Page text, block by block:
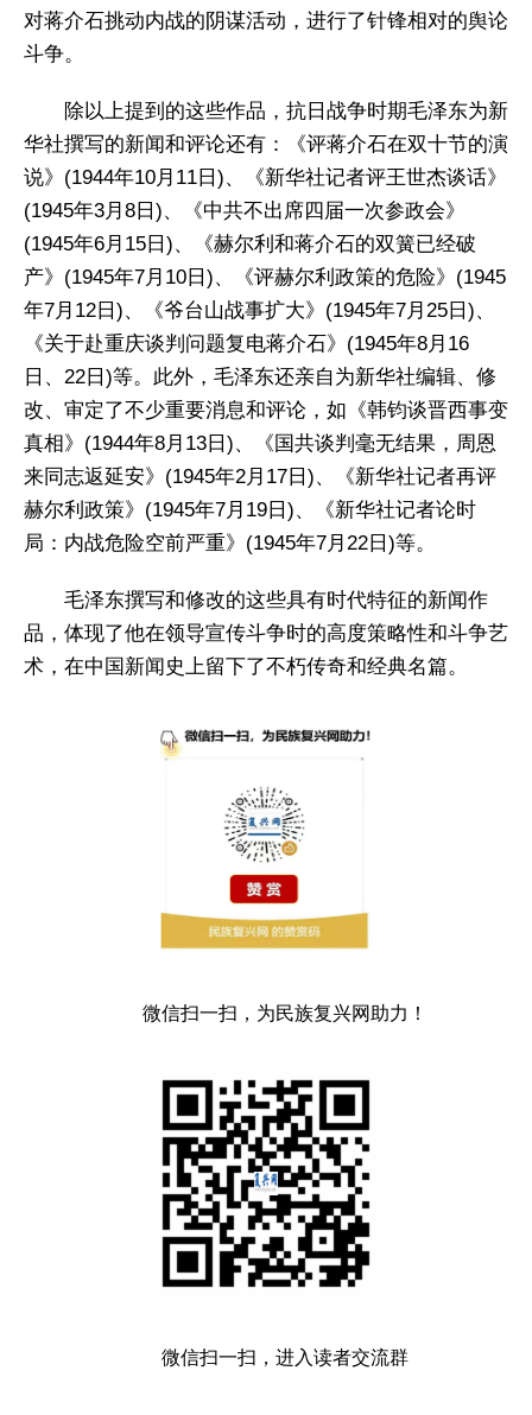
对蒋介石挑动内战的阴谋活动，进行了针锋相对的舆论
斗争。
除以上提到的这些作品，抗日战争时期毛泽东为新
华社撰写的新闻和评论还有：《评蒋介石在双十节的演
说》(1944年10月11日)、《新华社记者评王世杰谈话》
(1945年3月8日)、《中共不出席四届一次参政会》
(1945年6月15日)、《赫尔利和蒋介石的双簧已经破
产》(1945年7月10日)、《评赫尔利政策的危险》(1945
年7月12日)、《爷台山战事扩大》(1945年7月25日)、
《关于赴重庆谈判问题复电蒋介石》(1945年8月16
日、22日)等。此外，毛泽东还亲自为新华社编辑、修
改、审定了不少重要消息和评论，如《韩钧谈晋西事变
真相》(1944年8月13日)、《国共谈判毫无结果，周恩
来同志返延安》(1945年2月17日)、《新华社记者再评
赫尔利政策》(1945年7月19日)、《新华社记者论时
局：内战危险空前严重》(1945年7月22日)等。
毛泽东撰写和修改的这些具有时代特征的新闻作
品，体现了他在领导宣传斗争时的高度策略性和斗争艺
术，在中国新闻史上留下了不朽传奇和经典名篇。
微信扫一扫，为民族复兴网助力！
微信扫一扫，进入读者交流群